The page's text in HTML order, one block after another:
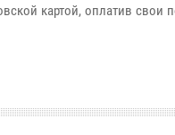
картой, оплатив свои